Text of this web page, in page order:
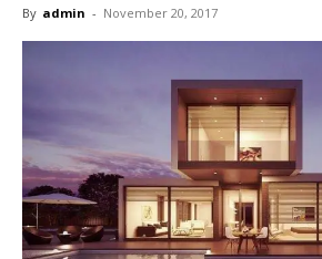
By admin - November 20, 2017